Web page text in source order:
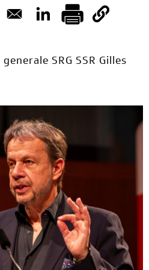
new window
in a new window
Opens in a new
SRG SSR Gilles